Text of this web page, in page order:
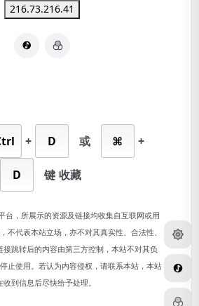
216.73.216.41
+ D 或 ⌘ +
D 键 收藏
台，所展示的资源及链接均收集自互联网或用
不代表本站立场，亦不对其真实性、合法性、
接跳转后的内容由第三方控制，本站不对其负
止使用。若认为内容侵权，请联系本站，本站
收到信息后尽快给予处理。